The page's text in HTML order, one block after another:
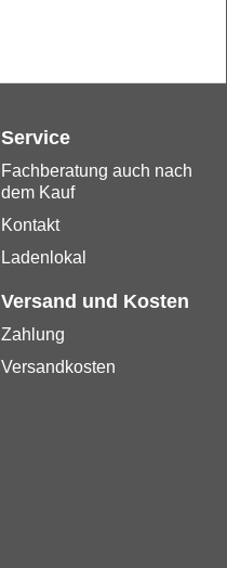
Service
Fachberatung auch nach
dem Kauf
Kontakt
Ladenlokal
Versand und Kosten
Zahlung
Versandkosten